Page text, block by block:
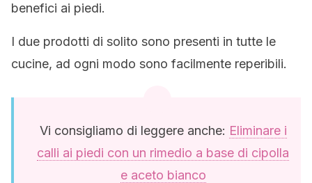
benefici ai piedi.
I due prodotti di solito sono presenti in tutte le
cucine, ad ogni modo sono facilmente reperibili.
Vi consigliamo di leggere anche: Eliminare i
calli ai piedi con un rimedio a base di cipolla
e aceto bianco